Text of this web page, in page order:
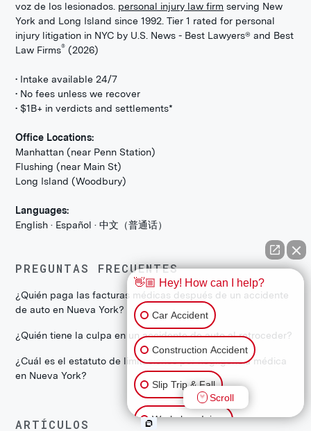
voz de los lesionados. personal injury law firm serving New
York and Long Island since 1992. Tier 1 rated for personal
injury litigation in NYC by U.S. News - Best Lawyers® and Best
Law Firms® (2026)
• Intake available 24/7
• No fees unless we recover
• $1B+ in verdicts and settlements*
Office Locations:
Manhattan (near Penn Station)
Flushing (near Main St)
Long Island (Woodbury)
Languages:
English · Español · 中文（普通话）
PREGUNTAS FRECUENTES
¿Quién paga las facturas médicas después de un accidente
de auto en Nueva York?
¿Quién tiene la culpa en un accidente de auto al retroceder?
¿Cuál es el estatuto de limitaciones por negligencia médica
en Nueva York?
ARTÍCULOS
👋🏼 Hey! How can I help?
Car Accident
Construction Accident
Slip Trip & Fall
Workplace Injury
Scroll